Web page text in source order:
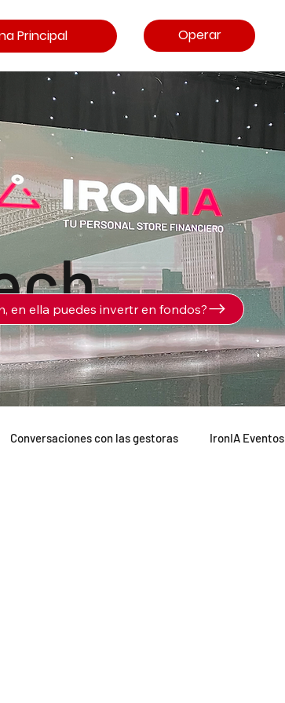
Principal Operar
en ella puedes invertr en fondos?
Conversaciones con las gestoras IronIA Eventos